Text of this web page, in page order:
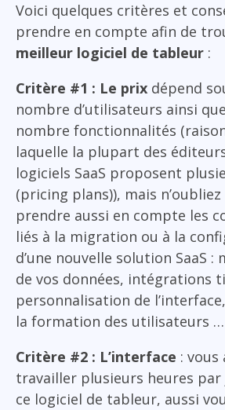
Voici quelques critères et
prendre en compte afin de
meilleur logiciel de tableur :
Critère #1 : Le prix dépend
nombre d’utilisateurs ainsi
nombre fonctionnalités
laquelle la plupart des
logiciels SaaS proposent
(pricing plans)), mais n’oubliez
prendre aussi en compte les
liés à la migration ou à la
d’une nouvelle solution SaaS :
de vos données, intégrations
personnalisation de
la formation des utilisateurs …
Critère #2 : L’interface : vous
travailler plusieurs heures par
ce logiciel de tableur, aussi